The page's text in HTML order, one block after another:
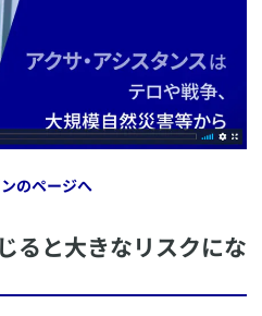
のページへ
ると大きなリスクにな